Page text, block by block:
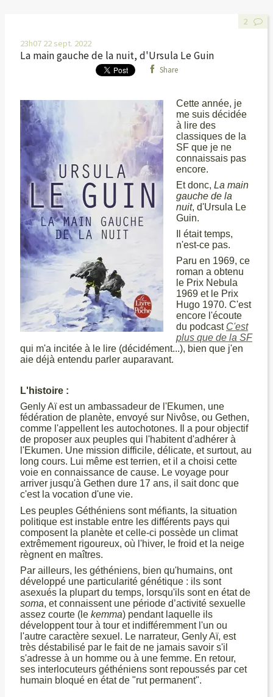
23h07 22 sept. 2022
La main gauche de la nuit, d'Ursula Le Guin
Share
Cette année, je
me suis décidée
à lire des
classiques de la
SF que je ne
connaissais pas
encore.
Et donc, La main
gauche de la
nuit, d'Ursula Le
Guin.
Il était temps,
n'est-ce pas.
Paru en 1969, ce
roman a obtenu
le Prix Nebula
1969 et le Prix
Hugo 1970. C'est
encore l'écoute
du podcast C'est
plus que de la SF
qui m'a incitée à le lire (décidément...), bien que j'en
aie déjà entendu parler auparavant.
L'histoire :
Genly Aï est un ambassadeur de l'Ekumen, une
fédération de planète, envoyé sur Nivôse, ou Gethen,
comme l'appellent les autochotones. Il a pour objectif
de proposer aux peuples qui l'habitent d'adhérer à
l'Ekumen. Une mission difficile, délicate, et surtout, au
long cours. Lui même est terrien, et il a choisi cette
voie en connaissance de cause. Le voyage pour
arriver jusqu'à Gethen dure 17 ans, il sait donc que
c'est la vocation d'une vie.
Les peuples Géthéniens sont méfiants, la situation
politique est instable entre les différents pays qui
composent la planète et celle-ci possède un climat
extrêmement rigoureux, où l'hiver, le froid et la neige
règnent en maîtres.
Par ailleurs, les géthéniens, bien qu'humains, ont
développé une particularité génétique : ils sont
asexués la plupart du temps, lorsqu'ils sont en état de
soma, et connaissent une période d’activité sexuelle
assez courte (le kemma) pendant laquelle ils
développent tour à tour et indifféremment l'un ou
l'autre caractère sexuel. Le narrateur, Genly Aï, est
très déstabilisé par le fait de ne jamais savoir s'il
s'adresse à un homme ou à une femme. En retour,
ses interlocuteurs géthéniens sont repoussés par cet
humain bloqué en état de "rut permanent".
2